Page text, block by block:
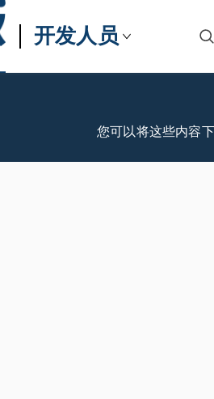
开发人员
您可以将这些内容